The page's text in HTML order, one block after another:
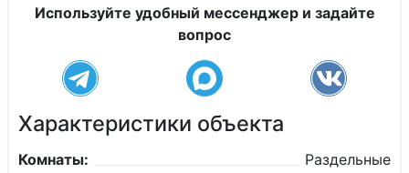
Используйте удобный мессенджер и задайте
вопрос
Характеристики объекта
Комнаты:
Раздельные